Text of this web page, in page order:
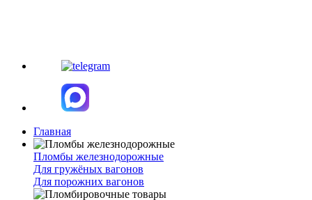
Главная
Пломбы железнодорожные
Для гружёных вагонов
Для порожних вагонов